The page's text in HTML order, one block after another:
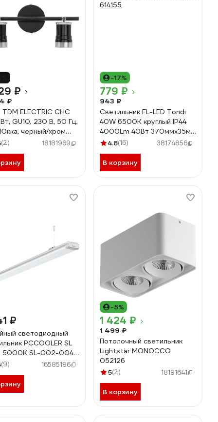
₽
₽
ELECTRIC СНС
GU10, 230 В, 50 Гц,
Юкка, черный/хром
0221
(2) 18181969
-17%
779 ₽
943 ₽
Светильник FL-LED Tondi
40W 6500K круглый IP44
4000Lm 40Вт 370ммx35мм
614155
4.8(16) 38174856
В корзину
₽
светодиодный
PCCOOLER SL
5000К SL-002-0040
0040-5000
(9) 16585196
-5%
1 424 ₽
1 499 ₽
Потолочный светильник
Lightstar MONOCCO
052126
5(2) 18191641
В корзину